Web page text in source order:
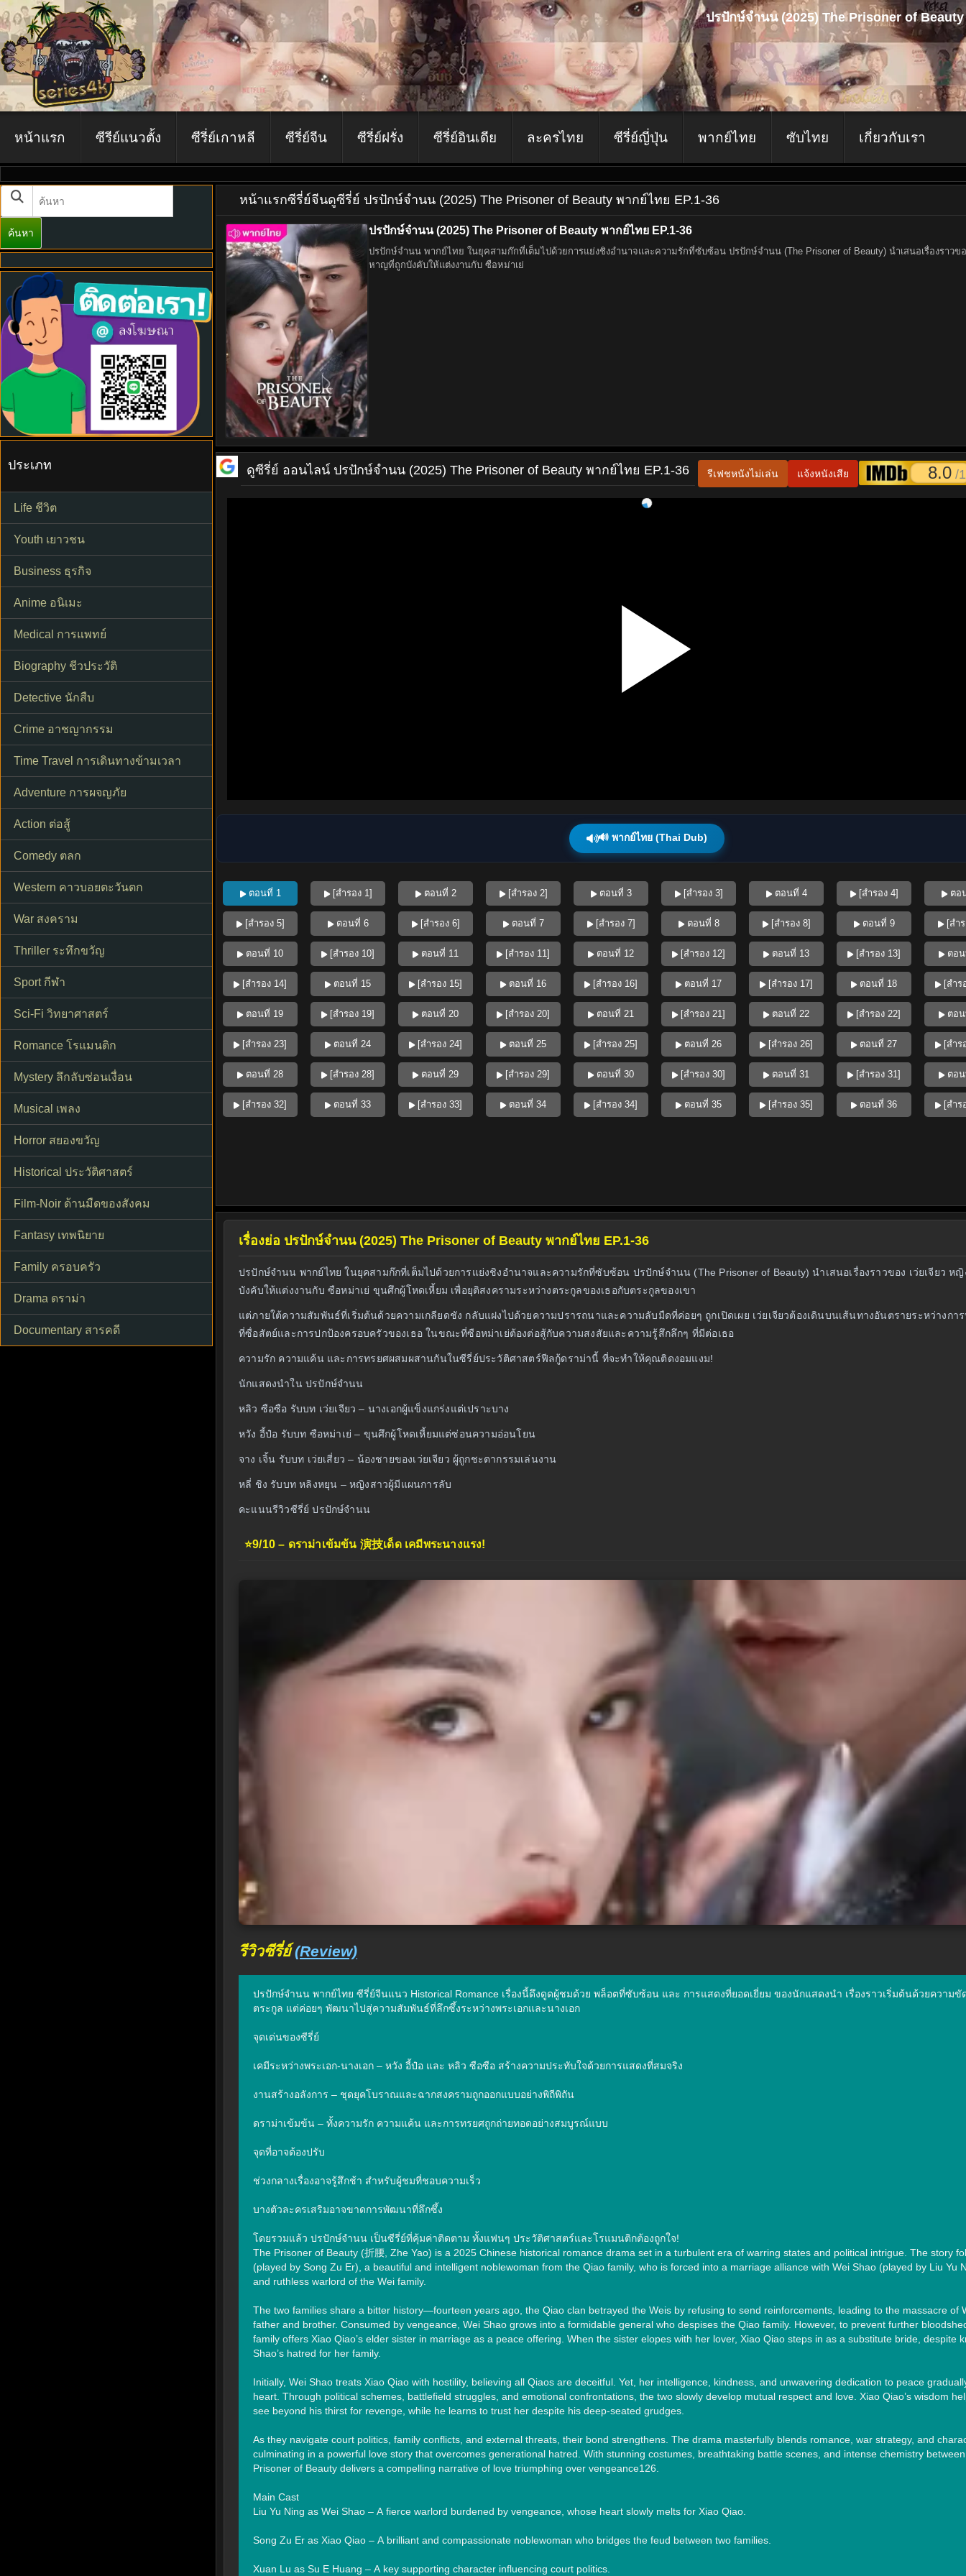
ปรปักษ์จำนน (2025) The Prisoner of Beauty
หน้าแรก ซีรีย์แนวตั้ง ซีรี่ย์เกาหลี ซีรี่ย์จีน ซีรี่ย์ฝรั่ง ซีรี่ย์อินเดีย ละครไทย ซีรี่ย์ญี่ปุ่น พากย์ไทย ซับไทย เกี่ยวกับเรา
ค้นหา
ประเภท
Life ชีวิต
Youth เยาวชน
Business ธุรกิจ
Anime อนิเมะ
Medical การแพทย์
Biography ชีวประวัติ
Detective นักสืบ
Crime อาชญากรรม
Time Travel การเดินทางข้ามเวลา
Adventure การผจญภัย
Action ต่อสู้
Comedy ตลก
Western คาวบอยตะวันตก
War สงคราม
Thriller ระทึกขวัญ
Sport กีฬา
Sci-Fi วิทยาศาสตร์
Romance โรแมนติก
Mystery ลึกลับซ่อนเงื่อน
Musical เพลง
Horror สยองขวัญ
Historical ประวัติศาสตร์
Film-Noir ด้านมืดของสังคม
Fantasy เทพนิยาย
Family ครอบครัว
Drama ดราม่า
Documentary สารคดี
หน้าแรกซีรี่ย์จีนดูซีรี่ย์ ปรปักษ์จำนน (2025) The Prisoner of Beauty พากย์ไทย EP.1-36
ปรปักษ์จำนน (2025) The Prisoner of Beauty พากย์ไทย EP.1-36
ปรปักษ์จำนน พากย์ไทย ในยุคสามก๊กที่เต็มไปด้วยการแย่งชิงอำนาจและความรักที่ซับซ้อน ปรปักษ์จำนน (The Prisoner of Beauty) นำเสนอเรื่องราวข
หาญที่ถูกบังคับให้แต่งงานกับ ซือหม่าเย่
ดูซีรี่ย์ ออนไลน์ ปรปักษ์จำนน (2025) The Prisoner of Beauty พากย์ไทย EP.1-36 รีเฟชหนังไม่เล่น แจ้งหนังเสีย 8.0 /
🔊 พากย์ไทย (Thai Dub)
ตอนที่ 1 [สำรอง 1] ตอนที่ 2 [สำรอง 2] ตอนที่ 3 [สำรอง 3] ตอนที่ 4 [สำรอง 4] ตอ
[สำรอง 5] ตอนที่ 6 [สำรอง 6] ตอนที่ 7 [สำรอง 7] ตอนที่ 8 [สำรอง 8] ตอนที่ 9 [สำร
ตอนที่ 10 [สำรอง 10] ตอนที่ 11 [สำรอง 11] ตอนที่ 12 [สำรอง 12] ตอนที่ 13 [สำรอง 13] ตอ
[สำรอง 14] ตอนที่ 15 [สำรอง 15] ตอนที่ 16 [สำรอง 16] ตอนที่ 17 [สำรอง 17] ตอนที่ 18 [สำร
ตอนที่ 19 [สำรอง 19] ตอนที่ 20 [สำรอง 20] ตอนที่ 21 [สำรอง 21] ตอนที่ 22 [สำรอง 22] ตอ
[สำรอง 23] ตอนที่ 24 [สำรอง 24] ตอนที่ 25 [สำรอง 25] ตอนที่ 26 [สำรอง 26] ตอนที่ 27 [สำร
ตอนที่ 28 [สำรอง 28] ตอนที่ 29 [สำรอง 29] ตอนที่ 30 [สำรอง 30] ตอนที่ 31 [สำรอง 31] ตอ
[สำรอง 32] ตอนที่ 33 [สำรอง 33] ตอนที่ 34 [สำรอง 34] ตอนที่ 35 [สำรอง 35] ตอนที่ 36 [สำร
เรื่องย่อ ปรปักษ์จำนน (2025) The Prisoner of Beauty พากย์ไทย EP.1-36
ปรปักษ์จำนน พากย์ไทย ในยุคสามก๊กที่เต็มไปด้วยการแย่งชิงอำนาจและความรักที่ซับซ้อน ปรปักษ์จำนน (The Prisoner of Beauty) นำเสนอเรื่องราวของ เว่ยเจียว ห
บังคับให้แต่งงานกับ ซือหม่าเย่ ขุนศึกผู้โหดเหี้ยม เพื่อยุติสงครามระหว่างตระกูลของเธอกับตระกูลของเขา
แต่ภายใต้ความสัมพันธ์ที่เริ่มต้นด้วยความเกลียดชัง กลับแฝงไปด้วยความปรารถนาและความลับมืดที่ค่อยๆ ถูกเปิดเผย เว่ยเจียวต้องเดินบนเส้นทางอันตรายระหว่างกา
ที่ซื่อสัตย์และการปกป้องครอบครัวของเธอ ในขณะที่ซือหม่าเย่ต้องต่อสู้กับความสงสัยและความรู้สึกลึกๆ ที่มีต่อเธอ
ความรัก ความแค้น และการทรยศผสมผสานกันในซีรี่ย์ประวัติศาสตร์ฟีลกู้ดราม่านี้ ที่จะทำให้คุณติดงอมแงม!
นักแสดงนำใน ปรปักษ์จำนน
หลิว ซือซือ รับบท เว่ยเจียว – นางเอกผู้แข็งแกร่งแต่เปราะบาง
หวัง อี้ป๋อ รับบท ซือหม่าเย่ – ขุนศึกผู้โหดเหี้ยมแต่ซ่อนความอ่อนโยน
จาง เจิ้น รับบท เว่ยเสี่ยว – น้องชายของเว่ยเจียว ผู้ถูกชะตากรรมเล่นงาน
หลี่ ชิง รับบท หลิงหยุน – หญิงสาวผู้มีแผนการลับ
คะแนนรีวิวซีรี่ย์ ปรปักษ์จำนน
⭐9/10 – ดราม่าเข้มข้น 演技เด็ด เคมีพระนางแรง!
รีวิวซีรี่ย์(Review)
ปรปักษ์จำนน พากย์ไทย ซีรี่ย์จีนแนว Historical Romance เรื่องนี้ดึงดูดผู้ชมด้วย พล็อตที่ซับซ้อน และ การแสดงที่ยอดเยี่ยม ของนักแสดงนำ เรื่องราวเริ่มต้นด้วยความขั
ตระกูล แต่ค่อยๆ พัฒนาไปสู่ความสัมพันธ์ที่ลึกซึ้งระหว่างพระเอกและนางเอก
จุดเด่นของซีรี่ย์
เคมีระหว่างพระเอก-นางเอก – หวัง อี้ป๋อ และ หลิว ซือซือ สร้างความประทับใจด้วยการแสดงที่สมจริง
งานสร้างอลังการ – ชุดยุคโบราณและฉากสงครามถูกออกแบบอย่างพิถีพิถัน
ดราม่าเข้มข้น – ทั้งความรัก ความแค้น และการทรยศถูกถ่ายทอดอย่างสมบูรณ์แบบ
จุดที่อาจต้องปรับ
ช่วงกลางเรื่องอาจรู้สึกช้า สำหรับผู้ชมที่ชอบความเร็ว
บางตัวละครเสริมอาจขาดการพัฒนาที่ลึกซึ้ง
โดยรวมแล้ว ปรปักษ์จำนน เป็นซีรี่ย์ที่คุ้มค่าติดตาม ทั้งแฟนๆ ประวัติศาสตร์และโรแมนติกต้องถูกใจ!
The Prisoner of Beauty (折腰, Zhe Yao) is a 2025 Chinese historical romance drama set in a turbulent era of warring states and political intrigue. The story
(played by Song Zu Er), a beautiful and intelligent noblewoman from the Qiao family, who is forced into a marriage alliance with Wei Shao (played by Liu Yu
and ruthless warlord of the Wei family.
The two families share a bitter history—fourteen years ago, the Qiao clan betrayed the Weis by refusing to send reinforcements, leading to the massacre of
father and brother. Consumed by vengeance, Wei Shao grows into a formidable general who despises the Qiao family. However, to prevent further
family offers Xiao Qiao’s elder sister in marriage as a peace offering. When the sister elopes with her lover, Xiao Qiao steps in as a substitute bride, despite
Shao’s hatred for her family.
Initially, Wei Shao treats Xiao Qiao with hostility, believing all Qiaos are deceitful. Yet, her intelligence, kindness, and unwavering dedication to peace
heart. Through political schemes, battlefield struggles, and emotional confrontations, the two slowly develop mutual respect and love. Xiao Qiao’s wisdom
see beyond his thirst for revenge, while he learns to trust her despite his deep-seated grudges.
As they navigate court politics, family conflicts, and external threats, their bond strengthens. The drama masterfully blends romance, war strategy, and
culminating in a powerful love story that overcomes generational hatred. With stunning costumes, breathtaking battle scenes, and intense chemistry
Prisoner of Beauty delivers a compelling narrative of love triumphing over vengeance126.
Main Cast
Liu Yu Ning as Wei Shao – A fierce warlord burdened by vengeance, whose heart slowly melts for Xiao Qiao.
Song Zu Er as Xiao Qiao – A brilliant and compassionate noblewoman who bridges the feud between two families.
Xuan Lu as Su E Huang – A key supporting character influencing court politics.